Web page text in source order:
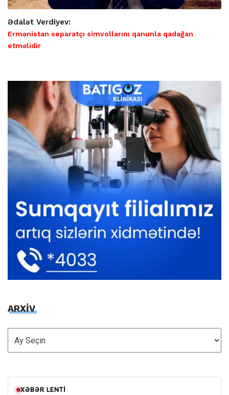
Ədalət Verdiyev:
Ermənistan separatçı simvollarını qanunla qadağan
etməlidir
ARXİV
ARXİV
XƏBƏR LENTI